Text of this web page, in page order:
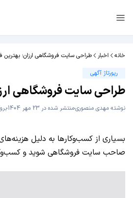
خانه اخبار
طراحی سایت فروشگاهی ارزان؛ بهترین
رپورتاژ آگهی
طراحی سایت فروشگاهی
نوشته مهدی منصوریمنتشر شده در 23 مهر 1404
بسیاری از کسب‌وکارها به دلیل
صاحب سایت فروشگاهی شوید و